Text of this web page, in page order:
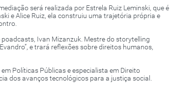
será realizada por Estrela Ruiz Leminski, que é
e Alice Ruiz, ela construiu uma trajetória própria e
Ivan Mizanzuk. Mestre do storytelling
e trará reflexões sobre direitos humanos,
Políticas Públicas e especialista em Direito
dos avanços tecnológicos para a justiça social.